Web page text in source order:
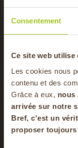
Consentement
Ce site web utilise
Les cookies nous
contenu et des
Grâce à eux, nous
arrivée sur notre
Bref, c'est un
proposer
Cuisiner le
recettes
-
en